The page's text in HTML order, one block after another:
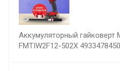
Аккумуляторный гайковерт
FMTIW2F12-502X 4933478450